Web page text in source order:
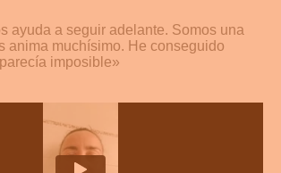
ayuda a seguir adelante. Somos una
anima muchísimo. He conseguido
imposible»